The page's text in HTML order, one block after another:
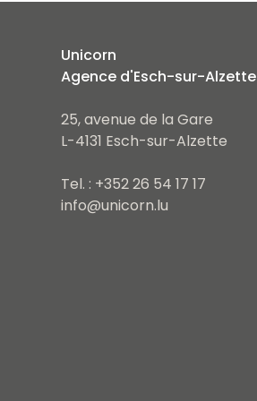
Unicorn
Agence d'Esch-sur-Alzette
25, avenue de la Gare
L-4131 Esch-sur-Alzette
Tel. : +352 26 54 17 17
info@unicorn.lu